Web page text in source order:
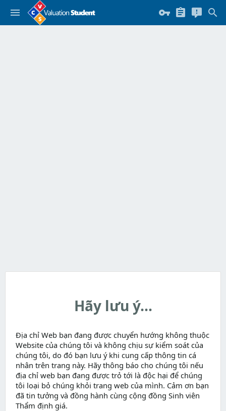
Hãy lưu ý...
Địa chỉ Web bạn đang được chuyển hướng không thuộc
Website của chúng tôi và không chịu sự kiểm soát của
chúng tôi, do đó bạn lưu ý khi cung cấp thông tin cá
nhân trên trang này. Hãy thông báo cho chúng tôi nếu
địa chỉ web bạn đang được trỏ tới là độc hại để chúng
tôi loại bỏ chúng khỏi trang web của mình. Cảm ơn bạn
đã tin tưởng và đồng hành cùng cộng đồng Sinh viên
Thẩm định giá.